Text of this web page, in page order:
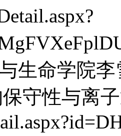
生命学院
保守性与离